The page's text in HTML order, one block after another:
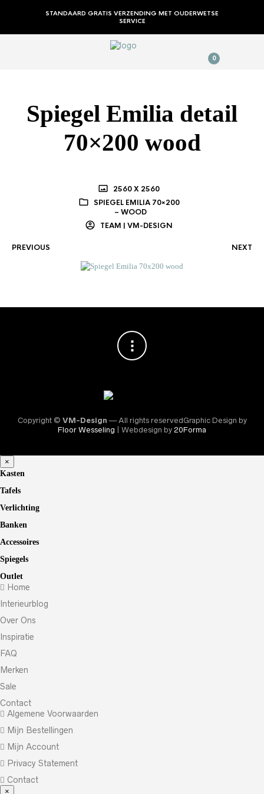
STANDAARD GRATIS VERZENDING MET OUDERWETSE
SERVICE
0
Spiegel Emilia detail
70×200 wood
2560 X 2560
SPIEGEL EMILIA 70×200
– WOOD
TEAM | VM-DESIGN
PREVIOUS NEXT
Copyright © VM-Design — All rights reservedGraphic Design by
Floor Wesseling | Webdesign by 20Forma
×
Kasten
Tafels
Verlichting
Banken
Accessoires
Spiegels
Outlet
Home
Interieurblog
Over Ons
Inspiratie
FAQ
Merken
Sale
Contact
Algemene Voorwaarden
Mijn Bestellingen
Mijn Account
Privacy Statement
Contact
×